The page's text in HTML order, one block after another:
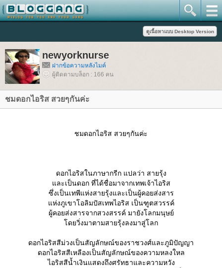
newyorknurse
ฝากข้อความหลังไมค์
ผู้ติดตามบล็อก : 166 คน
ชมดอกไอริส สวยๆกันค่ะ
ชมดอกไอริส สวยๆกันค่ะ
ดอกไอริสในภาษากรีก แปลว่า สายรุ้ง
ละเป็นดอก ที่ได้ชื่อมาจากเทพเจ้าไอริส
ซึ่งเป็นเทพีแห่งสายรุ้งและเป็นผู้คอยส่งสาร
ห่งภูเขาโอลิมปัสเทพไอริส เป็นฑูตสวรรค์
ผู้คอยส่งสารจากสวงสรรค์ มายังโลกมนุษย์
ดยวิ่งมาตามสายรุ้งลงมาสู่โลก
ดอกไอริสสีม่วงเป็นสัญลักษณ์ของราชวงศ์และภูมิปัญญา
ดอกไอริสสีเหลืองเป็นสัญลักษณ์ของความหลงใหล
ไอริสสีน้ำเงินแสดงถึงศรัทธาและความหวัง